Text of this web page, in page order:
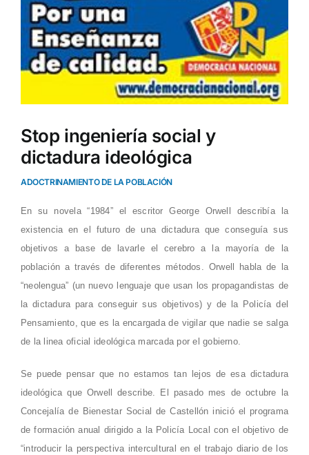
Stop ingeniería social y
dictadura ideológica
ADOCTRINAMIENTO DE LA POBLACIÓN
En su novela “1984” el escritor George Orwell describía la
existencia en el futuro de una dictadura que conseguía sus
objetivos a base de lavarle el cerebro a la mayoría de la
población a través de diferentes métodos. Orwell habla de la
“neolengua” (un nuevo lenguaje que usan los propagandistas de
la dictadura para conseguir sus objetivos) y de la Policía del
Pensamiento, que es la encargada de vigilar que nadie se salga
de la linea oficial ideológica marcada por el gobierno.
Se puede pensar que no estamos tan lejos de esa dictadura
ideológica que Orwell describe. El pasado mes de octubre la
Concejalía de Bienestar Social de Castellón inició el programa
de formación anual dirigido a la Policía Local con el objetivo de
“introducir la perspectiva intercultural en el trabajo diario de los